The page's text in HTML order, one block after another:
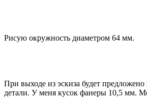
Рисую окружность диаметром 64 мм.
При выходе из эскиза будет предложено
детали. У меня кусок фанеры 10,5 мм.